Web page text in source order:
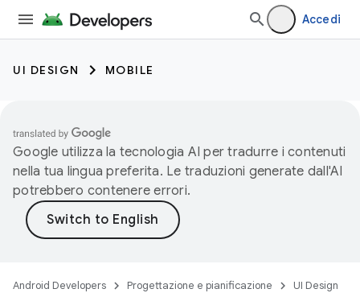
Accedi
UI DESIGN MOBILE
Google utilizza la tecnologia AI per tradurre i contenuti
nella tua lingua preferita. Le traduzioni generate dall'AI
potrebbero contenere errori.
Android Developers Progettazione e pianificazione
UI Design